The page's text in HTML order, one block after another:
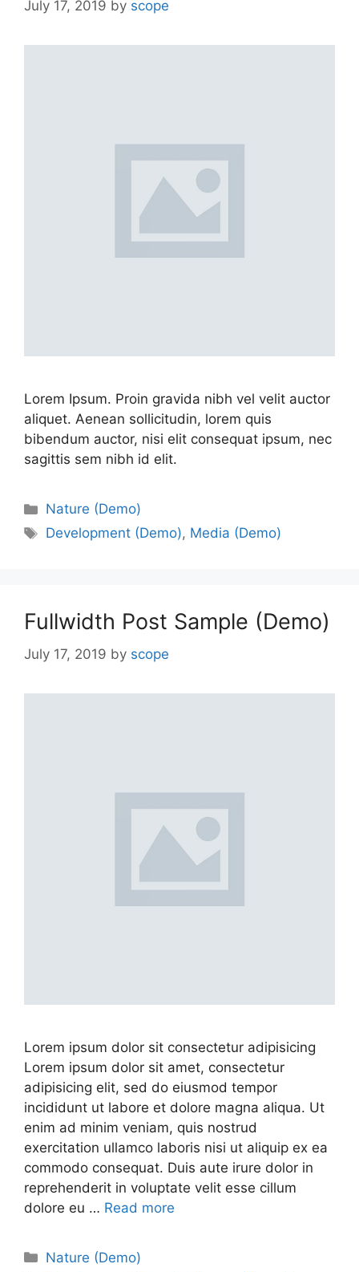
July 17, 2019 by scope
Lorem Ipsum. Proin gravida nibh vel velit auctor
aliquet. Aenean sollicitudin, lorem quis
bibendum auctor, nisi elit consequat ipsum, nec
sagittis sem nibh id elit.
Nature (Demo)
Development (Demo), Media (Demo)
Fullwidth Post Sample (Demo)
July 17, 2019 by scope
Lorem ipsum dolor sit consectetur adipisicing
Lorem ipsum dolor sit amet, consectetur
adipisicing elit, sed do eiusmod tempor
incididunt ut labore et dolore magna aliqua. Ut
enim ad minim veniam, quis nostrud
exercitation ullamco laboris nisi ut aliquip ex ea
commodo consequat. Duis aute irure dolor in
reprehenderit in voluptate velit esse cillum
dolore eu … Read more
Nature (Demo)